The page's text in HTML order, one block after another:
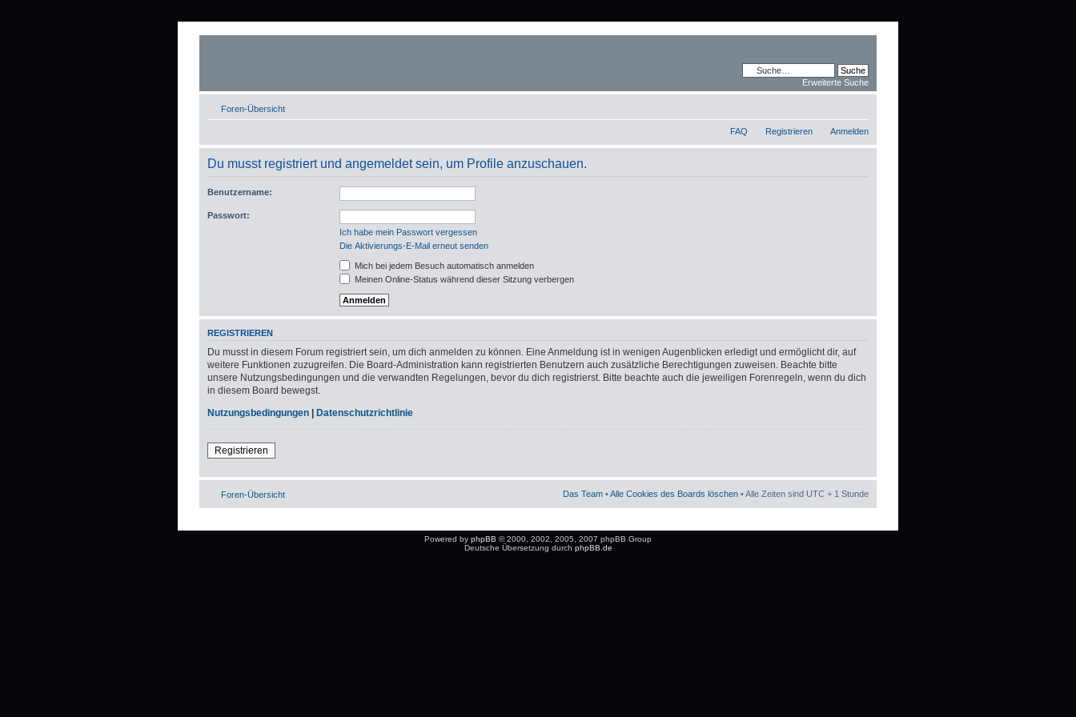
Erweiterte Suche
Foren-Übersicht
FAQ Registrieren Anmelden
Du musst registriert und angemeldet sein, um Profile anzuschauen.
Benutzername:
Passwort:
Ich habe mein Passwort vergessen
Die Aktivierungs-E-Mail erneut senden
Mich bei jedem Besuch automatisch anmelden
Meinen Online-Status während dieser Sitzung verbergen
REGISTRIEREN
Du musst in diesem Forum registriert sein, um dich anmelden zu können. Eine Anmeldung ist in wenigen Augenblicken erledigt und ermöglicht dir, auf
weitere Funktionen zuzugreifen. Die Board-Administration kann registrierten Benutzern auch zusätzliche Berechtigungen zuweisen. Beachte bitte
unsere Nutzungsbedingungen und die verwandten Regelungen, bevor du dich registrierst. Bitte beachte auch die jeweiligen Forenregeln, wenn du dich
in diesem Board bewegst.
Nutzungsbedingungen | Datenschutzrichtlinie
Registrieren
Foren-Übersicht Das Team •Alle Cookies des Boards löschen • Alle Zeiten sind UTC + 1 Stunde
Powered by phpBB © 2000, 2002, 2005, 2007 phpBB Group
Deutsche Übersetzung durch phpBB.de